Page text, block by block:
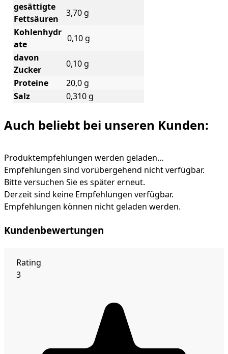
gesättigte
Fettsäuren
3,70 g
Kohlenhydr
ate
0,10 g
davon
Zucker
0,10 g
Proteine
20,0 g
Salz
0,310 g
Auch beliebt bei unseren Kunden:
Produktempfehlungen werden geladen…
Empfehlungen sind vorübergehend nicht verfügbar.
Bitte versuchen Sie es später erneut.
Derzeit sind keine Empfehlungen verfügbar.
Empfehlungen können nicht geladen werden.
Kundenbewertungen
Rating
3